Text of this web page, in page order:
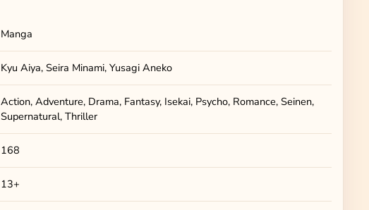
Manga
Kyu Aiya, Seira Minami, Yusagi Aneko
Action, Adventure, Drama, Fantasy, Isekai, Psycho, Romance, Seinen,
Supernatural, Thriller
168
13+